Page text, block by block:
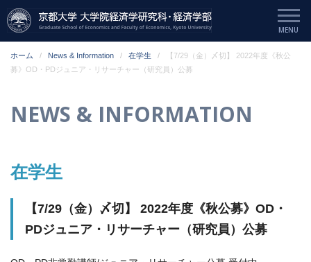
ホーム News & Information 在学生
【7/29（金）〆切】 2022年度《秋公
募》OD・PDジュニア・リサーチャー（研究員）公募
NEWS & INFORMATION
在学生
【7/29（金）〆切】 2022年度《秋公募》OD・
PDジュニア・リサーチャー（研究員）公募